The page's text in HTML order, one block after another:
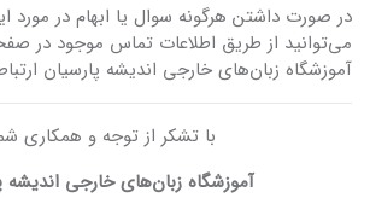
در صورت داشتن هرگونه سوال یا ابهام در مورد
می‌توانید از طریق اطلاعات تماس موجود در
آموزشگاه زبان‌های خارجی اندیشه پارسیان
با تشکر از توجه و همکاری
آموزشگاه زبان‌های خارجی اندیشه